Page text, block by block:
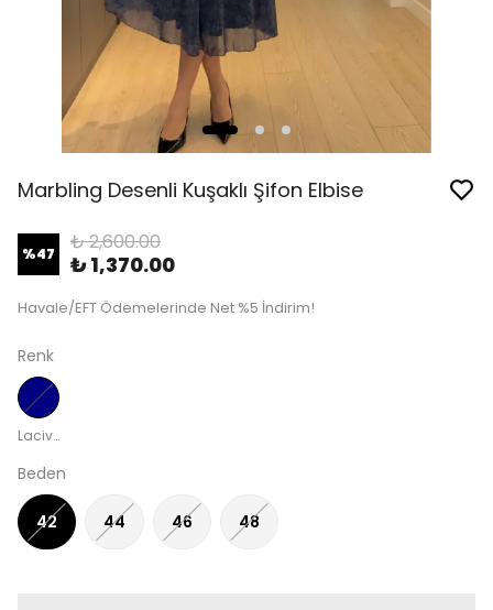
Marbling Desenli Kuşaklı Şifon Elbise
%47 ₺ 2,600.00
₺ 1,370.00
Havale/EFT Ödemelerinde Net %5 İndirim!
Renk
Lacivert
Beden
42 44 46 48